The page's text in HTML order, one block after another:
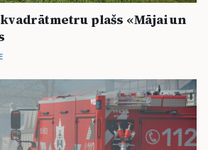
plašs «Mājai un